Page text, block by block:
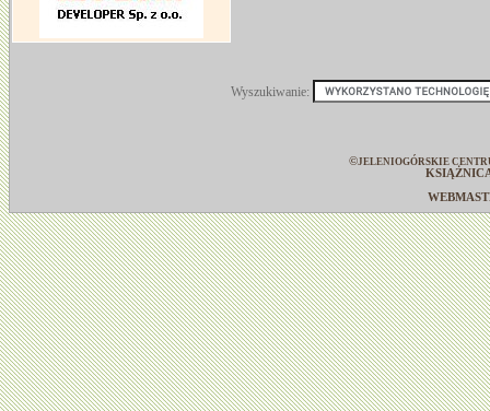
Wyszukiwanie:
©JELENIOGÓRSKIE